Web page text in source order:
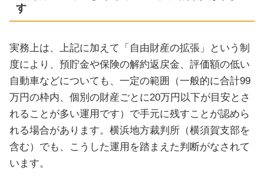
す
実務上は、上記に加えて「自由財産の拡張」という制
度により、預貯金や保険の解約返戻金、評価額の低い
自動車などについても、一定の範囲（一般的に合計99
万円の枠内、個別の財産ごとに20万円以下が目安とさ
れることが多い運用です）で手元に残すことが認めら
れる場合があります。横浜地方裁判所（横須賀支部を
含む）でも、こうした運用を踏まえた判断がなされて
います。